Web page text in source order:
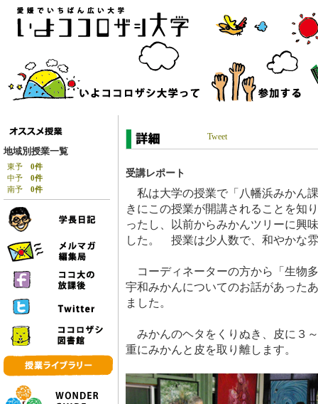
地域別授業一覧
東予 0件
中予 0件
南予 0件
Tweet
受講レポート
私は大学の授業で「八幡浜みかん
きにこの授業が開講されることを知
ったし、以前からみかんツリーに興
した。 授業は少人数で、和やかな
コーディネーターの方から「生物
宇和みかんについてのお話があった
ました。
みかんのヘタをくりぬき、皮に３
重にみかんと皮を取り離します。